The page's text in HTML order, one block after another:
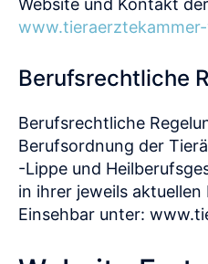
Website und Kontakt
Berufsrechtliche
Berufsrechtliche
Berufsordnung der
-Lippe und
in ihrer jeweils aktuellen
Einsehbar unter: